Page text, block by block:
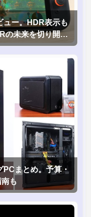
ー。HDR表示も
の未来を切り開く
PCまとめ。予算・
も